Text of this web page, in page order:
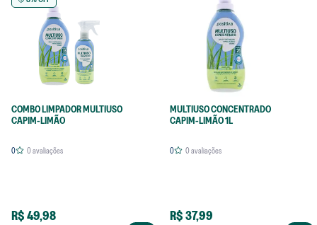
COMBO LIMPADOR MULTIUSO
CAPIM-LIMÃO
0 0avaliações
R$ 49,98
MULTIUSO CONCENTRADO
CAPIM-LIMÃO 1L
0 0avaliações
R$ 37,99